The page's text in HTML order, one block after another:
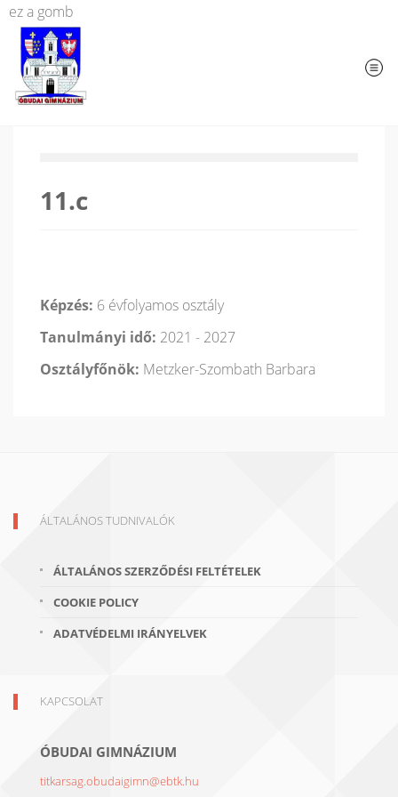
ez a gomb
11.c
Képzés: 6 évfolyamos osztály
Tanulmányi idő: 2021 - 2027
Osztályfőnök: Metzker-Szombath Barbara
ÁLTALÁNOS TUDNIVALÓK
ÁLTALÁNOS SZERZŐDÉSI FELTÉTELEK
COOKIE POLICY
ADATVÉDELMI IRÁNYELVEK
KAPCSOLAT
ÓBUDAI GIMNÁZIUM
titkarsag.obudaigimn@ebtk.hu